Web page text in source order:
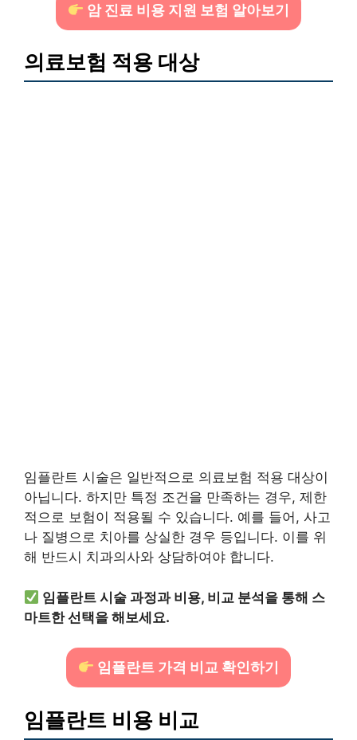
암 진료 비용 지원 보험 알아보기
의료보험 적용 대상
임플란트 시술은 일반적으로 의료보험 적용 대상이
아닙니다. 하지만 특정 조건을 만족하는 경우, 제한
적으로 보험이 적용될 수 있습니다. 예를 들어, 사고
나 질병으로 치아를 상실한 경우 등입니다. 이를 위
해 반드시 치과의사와 상담하여야 합니다.
임플란트 시술 과정과 비용, 비교 분석을 통해 스
마트한 선택을 해보세요.
임플란트 가격 비교 확인하기
임플란트 비용 비교